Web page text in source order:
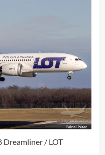
Dreamliner / LOT